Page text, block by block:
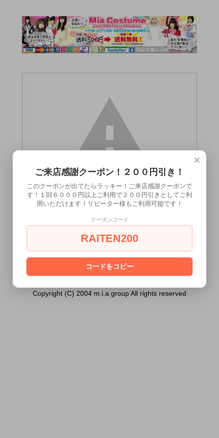
ません。
あなたは18歳以上ですか？
[ はい ] [ いいえ ]
Copyright (C) 2004 m.i.a group All rights reserved
×
ご来店感謝クーポン！２００円引き！
このクーポンが出てたらラッキー！ご来店感謝クーポンで
す！１回６０００円以上ご利用で２００円引きとしてご利
用いただけます！リピーター様もご利用可能です！
クーポンコード
RAITEN200
コードをコピー